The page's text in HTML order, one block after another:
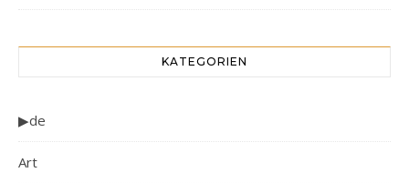
KATEGORIEN
▶de
Art